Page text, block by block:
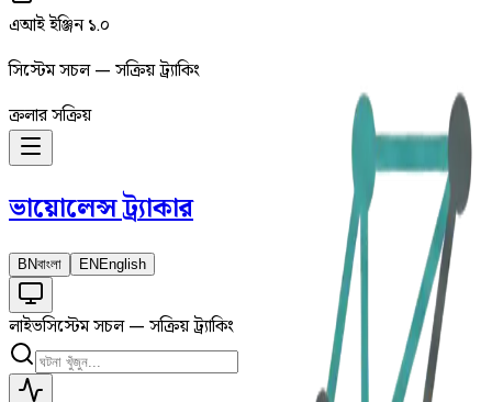
এআই ইঞ্জিন ১.০
সিস্টেম সচল — সক্রিয় ট্র্যাকিং
ক্রলার সক্রিয়
ভায়োলেন্সট্র্যাকার
BNবাংলা EN English
লাইভসিস্টেম সচল — সক্রিয় ট্র্যাকিং